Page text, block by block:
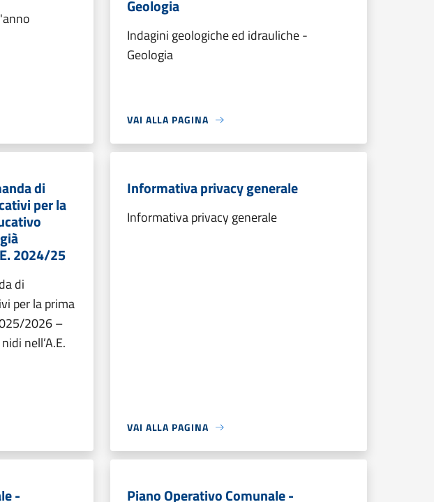
Geologia
Indagini geologiche ed idrauliche -
Geologia
VAI ALLA PAGINA
di
per la
2024/25
di
per la prima
2026 –
nell’A.E.
Informativa privacy generale
Informativa privacy generale
VAI ALLA PAGINA
- Piano Operativo Comunale -